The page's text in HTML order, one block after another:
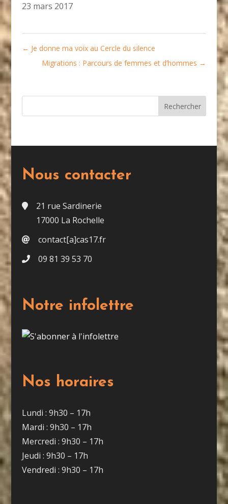
23 mars 2017
← Je donne ma voix au Cercle du silence
Migrations : Parcours de femmes et d’hommes →
Nous contacter
21 rue Sardinerie
17000 La Rochelle
contact[a]cas17.fr
09 81 39 53 70
Notre infolettre
Nos horaires
Lundi : 9h30 – 17h
Mardi : 9h30 – 17h
Mercredi : 9h30 – 17h
Jeudi : 9h30 – 17h
Vendredi : 9h30 – 17h